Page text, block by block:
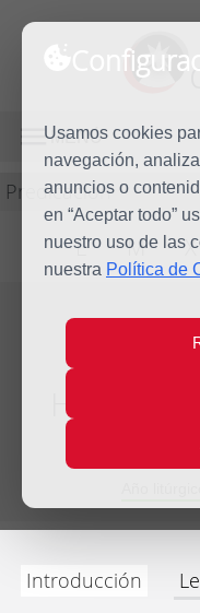
Usamos cookies
navegación,
anuncios o
en “Aceptar todo”
nuestro uso de las
nuestra Política de
MENÚ
Predicación
L M X
Homilía
Introducción